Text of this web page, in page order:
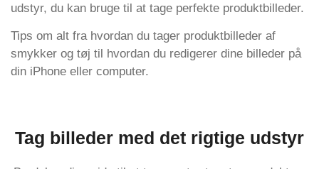
udstyr, du kan bruge til at tage perfekte produktbilleder.
Tips om alt fra hvordan du tager produktbilleder af
smykker og tøj til hvordan du redigerer dine billeder på
din iPhone eller computer.
Tag billeder med det rigtige udstyr